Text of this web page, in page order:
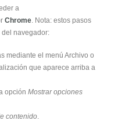
a
Chrome. Nota: estos pasos
navegador:
mediante el menú Archivo o
que aparece arriba a
opción Mostrar opciones
contenido.